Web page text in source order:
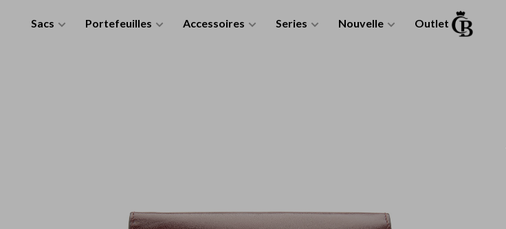
Sacs Portefeuilles Accessoires Series Nouvelle Outlet